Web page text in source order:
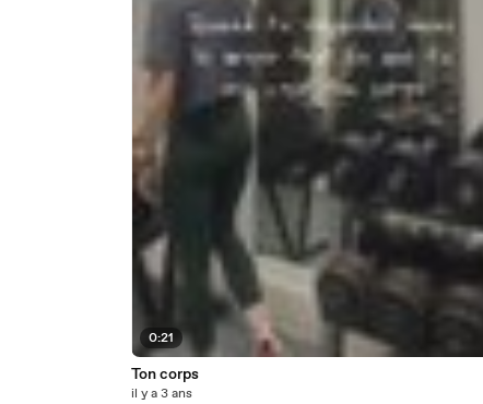
0:21
Ton corps
il y a 3 ans